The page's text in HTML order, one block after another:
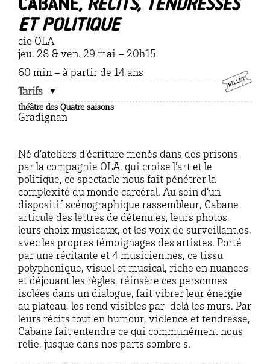
Cabane, récits, tendresses
et politique
cie OLA
jeu. 28 & ven. 29 mai – 20h15
60 min – à partir de 14 ans
Tarifs
théâtre des Quatre saisons
Gradignan
Né d’ateliers d’écriture menés dans des prisons
par la compagnie OLA, qui croise l’art et le
politique, ce spectacle nous fait pénétrer la
complexité du monde carcéral. Au sein d’un
dispositif scénographique rassembleur, Cabane
articule des lettres de détenu.es, leurs photos,
leurs choix musicaux, et les voix de surveillant.es,
avec les propres témoignages des artistes. Porté
par une récitante et 4 musicien.nes, ce tissu
polyphonique, visuel et musical, riche en nuances
et déjouant les règles, réinsère ces personnes
isolées dans un dialogue, fait vibrer leur énergie
au plateau, les rend visibles par-delà les murs. Par
leurs récits tout en humour, violence et tendresse,
Cabane fait entendre ce qui communément nous
relie, jusque dans nos parts sombre s.